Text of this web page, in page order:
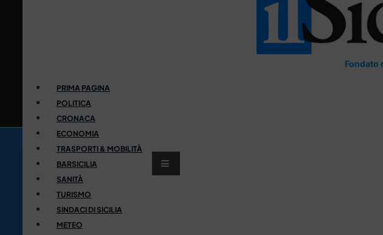
Fondato
PRIMA PAGINA
POLITICA
CRONACA
ECONOMIA
TRASPORTI & MOBILITÀ
BARSICILIA
SANITÀ
TURISMO
SINDACI DI SICILIA
METEO